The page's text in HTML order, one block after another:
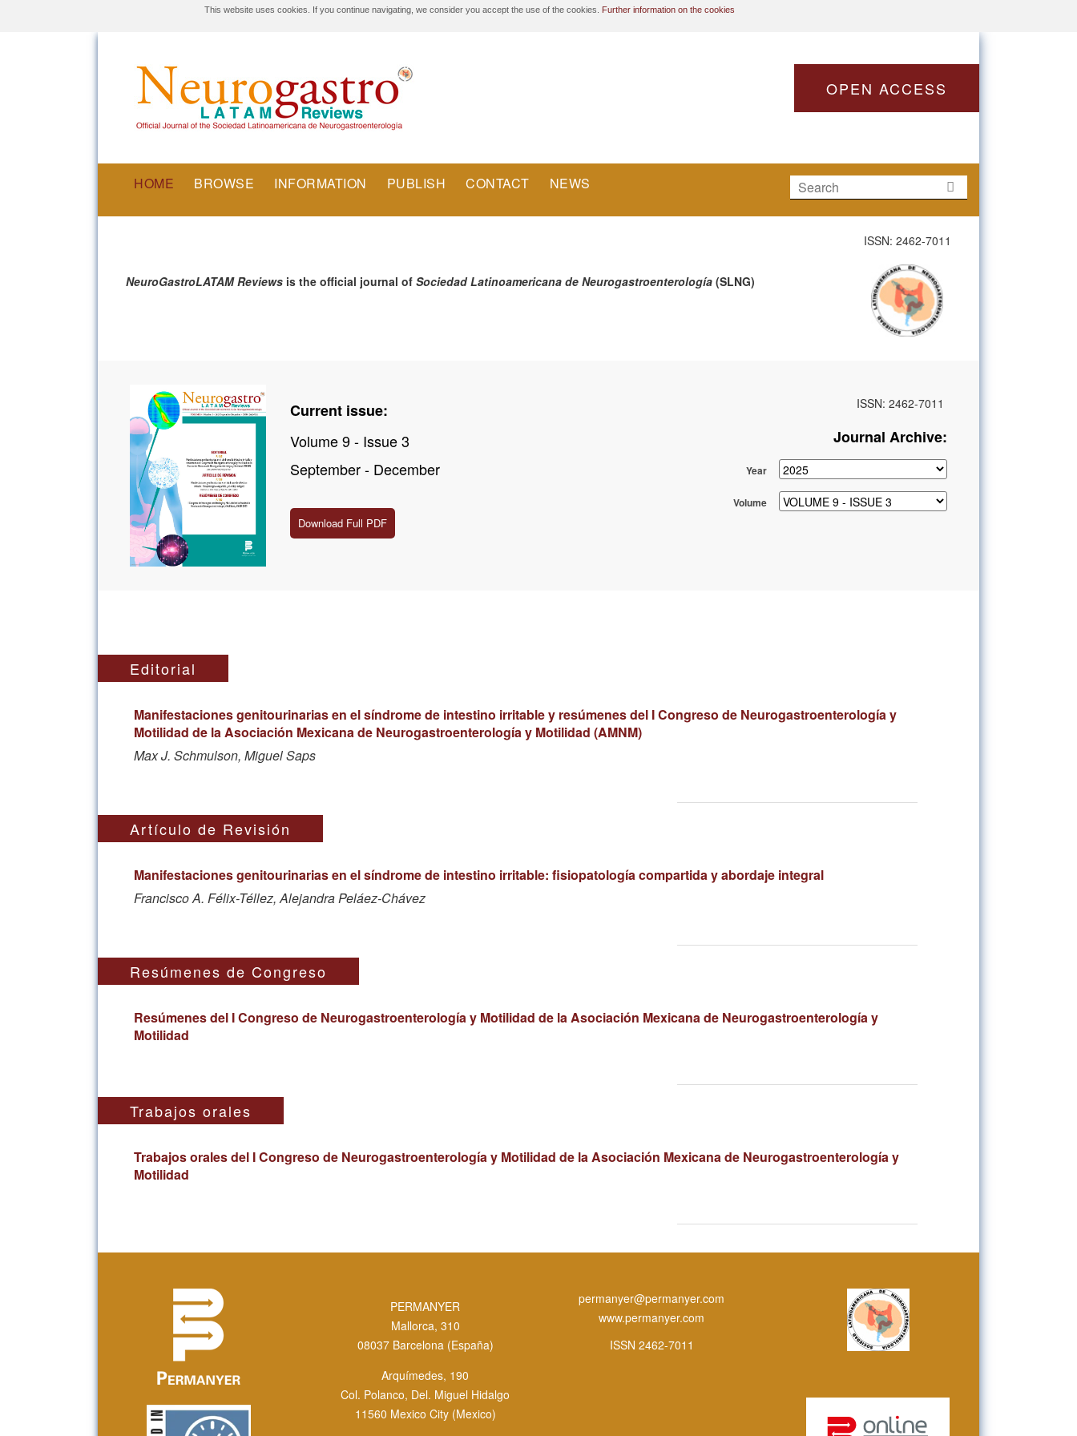
This website uses cookies. If you continue navigating, we consider you accept the use of the cookies. Further information on the cookies
OPEN ACCESS
HOME BROWSE INFORMATION PUBLISH CONTACT NEWS
NeuroGastroLATAM Reviews is the official journal of Sociedad Latinoamericana de Neurogastroenterología (SLNG)
ISSN: 2462-7011
Current issue:
Volume 9 - Issue 3
September - December
Download Full PDF
ISSN: 2462-7011
Journal Archive:
Year
Volume
Editorial
Manifestaciones genitourinarias en el síndrome de intestino irritable y resúmenes del I Congreso de Neurogastroenterología y
Motilidad de la Asociación Mexicana de Neurogastroenterología y Motilidad (AMNM)
Max J. Schmulson, Miguel Saps
Artículo de Revisión
Manifestaciones genitourinarias en el síndrome de intestino irritable: fisiopatología compartida y abordaje integral
Francisco A. Félix-Téllez, Alejandra Peláez-Chávez
Resúmenes de Congreso
Resúmenes del I Congreso de Neurogastroenterología y Motilidad de la Asociación Mexicana de Neurogastroenterología y
Motilidad
Trabajos orales
Trabajos orales del I Congreso de Neurogastroenterología y Motilidad de la Asociación Mexicana de Neurogastroenterología y
Motilidad
PERMANYER
Mallorca, 310
08037 Barcelona (España)
Arquímedes, 190
Col. Polanco, Del. Miguel Hidalgo
11560 Mexico City (Mexico)
permanyer@permanyer.com
www.permanyer.com
ISSN 2462-7011